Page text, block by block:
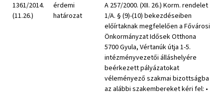
1361/2014.
(11.26.)
érdemi
határozat
A 257/2000. (XII. 26.) Korm. rendelet
1/A. § (9)-(10) bekezdéseiben
előírtaknak megfelelően a Fővárosi
Önkormányzat Idősek Otthona
5700 Gyula, Vértanúk útja 1-5.
intézményvezetői álláshelyére
beérkezett pályázatokat
véleményező szakmai bizottságba
az alábbi szakembereket kéri fel: •